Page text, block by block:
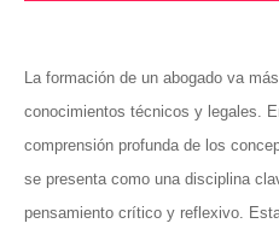
La formación de un abogado va
conocimientos técnicos y legales.
comprensión profunda de los
se presenta como una disciplina
pensamiento crítico y reflexivo.